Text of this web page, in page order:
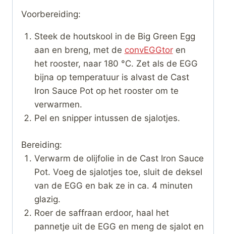
Voorbereiding:
Steek de houtskool in de Big Green Egg
aan en breng, met de convEGGtoren
het rooster, naar 180 °C. Zet als de EGG
bijna op temperatuur is alvast de Cast
Iron Sauce Pot op het rooster om te
verwarmen.
Pel en snipper intussen de sjalotjes.
Bereiding:
Verwarm de olijfolie in de Cast Iron Sauce
Pot. Voeg de sjalotjes toe, sluit de deksel
van de EGG en bak ze in ca. 4 minuten
glazig.
Roer de saffraan erdoor, haal het
pannetje uit de EGG en meng de sjalot en